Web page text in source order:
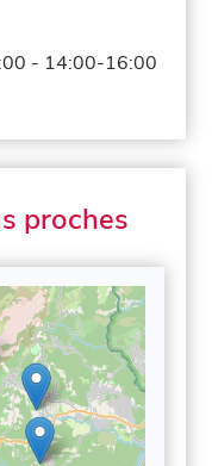
- 14:00-16:00
proches